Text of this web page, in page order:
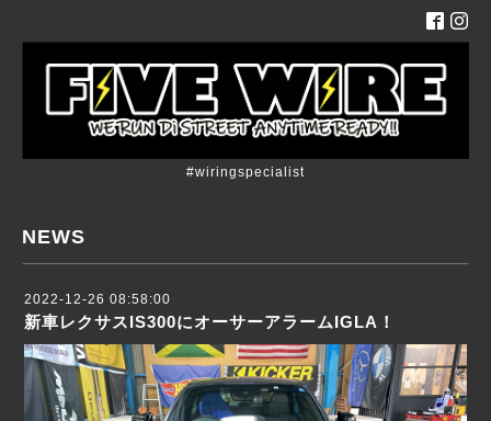
#wiringspecialist
NEWS
2022-12-26 08:58:00
新車レクサスIS300にオーサーアラームIGLA！